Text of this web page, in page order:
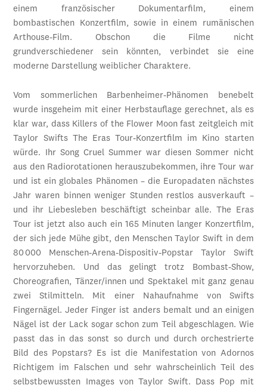
einem französischer Dokumentarfilm, einem
bombastischen Konzertfilm, sowie in einem rumänischen
Arthouse-Film. Obschon die Filme nicht
grundverschiedener sein könnten, verbindet sie eine
moderne Darstellung weiblicher Charaktere.
Vom sommerlichen Barbenheimer-Phänomen benebelt
wurde insgeheim mit einer Herbstauflage gerechnet, als es
klar war, dass Killers of the Flower Moon fast zeitgleich mit
Taylor Swifts The Eras Tour-Konzertfilm im Kino starten
würde. Ihr Song Cruel Summer war diesen Sommer nicht
aus den Radiorotationen herauszubekommen, ihre Tour war
und ist ein globales Phänomen – die Europadaten nächstes
Jahr waren binnen weniger Stunden restlos ausverkauft –
und ihr Liebesleben beschäftigt scheinbar alle. The Eras
Tour ist jetzt also auch ein 165 Minuten langer Konzertfilm,
der sich jede Mühe gibt, den Menschen Taylor Swift in dem
80 000 Menschen-Arena-Dispositiv-Popstar Taylor Swift
hervorzuheben. Und das gelingt trotz Bombast-Show,
Choreografien, Tänzer/innen und Spektakel mit ganz genau
zwei Stilmitteln. Mit einer Nahaufnahme von Swifts
Fingernägel. Jeder Finger ist anders bemalt und an einigen
Nägel ist der Lack sogar schon zum Teil abgeschlagen. Wie
passt das in das sonst so durch und durch orchestrierte
Bild des Popstars? Es ist die Manifestation von Adornos
Richtigem im Falschen und sehr wahrscheinlich Teil des
selbstbewussten Images von Taylor Swift. Dass Pop mit